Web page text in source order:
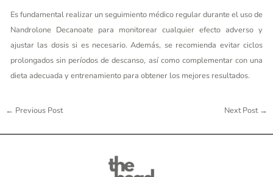
Es fundamental realizar un seguimiento médico regular durante el uso de
Nandrolone Decanoate para monitorear cualquier efecto adverso y
ajustar las dosis si es necesario. Además, se recomienda evitar ciclos
prolongados sin períodos de descanso, así como complementar con una
dieta adecuada y entrenamiento para obtener los mejores resultados.
← Previous Post Next Post →